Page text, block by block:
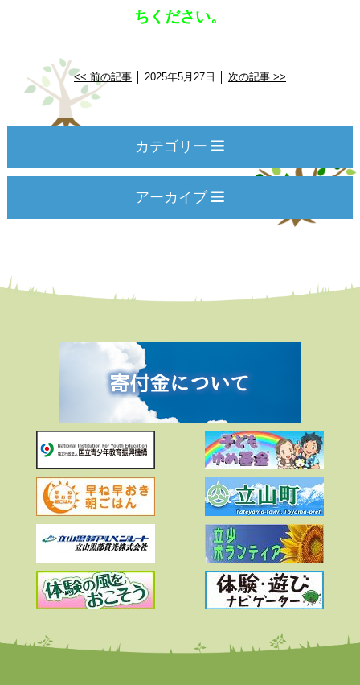
ちください。
<< 前の記事│ 2025年5月27日 │ 次の記事 >>
カテゴリー
アーカイブ